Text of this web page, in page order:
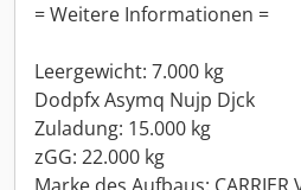
= Weitere Informationen =
Leergewicht: 7.000 kg
Dodpfx Asymq Nujp Djck
Zuladung: 15.000 kg
zGG: 22.000 kg